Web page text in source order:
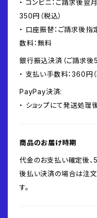
・ コンビニ：ご請求後翌
350円（税込）
・ 口座振替：ご請求後指
数料：無料
銀行振込決済（ご請求後
・ 支払い手数料：360円（
PayPay決済:
・ ショップにて発送処理
商品のお届け時期
代金のお支払い確定後、
後払い決済の場合は注
す。